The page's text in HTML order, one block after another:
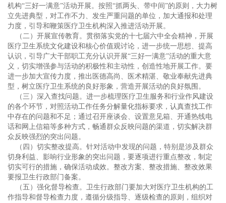
机构“三好一满意”活动开展。按照“抓两头、带中间”的原则，大力树
立先进典型，对工作不力、发生严重问题的单位，加大通报和处理
力度，引导和鞭策医疗卫生机构深入推进活动开展。
（二）开展宣传教育。贯彻落实党的十七届六中全会精神，开展
医疗卫生系统文化建设和核心价值观讨论，进一步统一思想、提高
认识，引导广大干部职工充分认识开展“三好一满意”活动的重大意
义，切实增强参与活动的积极性和主动性，创造性地开展工作。要
进一步加大宣传力度，推出医德高尚、医术精湛、敬业奉献先进典
型，树立医疗卫生系统的良好形象，营造开展活动的良好氛围。
（三）深入查找问题。进一步梳理医疗卫生服务和行业作风建设
的各个环节，对照活动工作任务分解量化指标要求，认真查找工作
中存在的问题和不足；通过召开座谈会、设置意见箱、开通热线电
话和网上信箱等多种方式，畅通群众反映问题的渠道，切实解决群
众反映强烈的突出问题。
（四）切实整改提高。针对活动中发现的问题，特别是涉及群众
切身利益、影响行业形象的突出问题，要逐项进行重点整改，制定
切实可行的措施，确保活动成效。整改方案、整改措施、整改效果
要报卫生行政部门备案。
（五）强化督导检查。卫生行政部门要加大对医疗卫生机构的工
作指导和督导检查力度，遵循分级指导、逐级检查的原则，组织对